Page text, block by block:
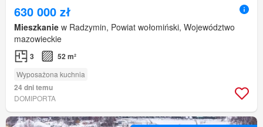
630 000 zł
Mieszkanie w Radzymin, Powiat wołomiński, Województwo
mazowieckie
3 52 m²
Wyposażona kuchnia
24 dni temu
DOMIPORTA